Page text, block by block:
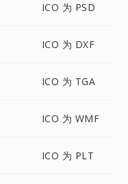
ICO 为 PSD
ICO 为 DXF
ICO 为 TGA
ICO 为 WMF
ICO 为 PLT